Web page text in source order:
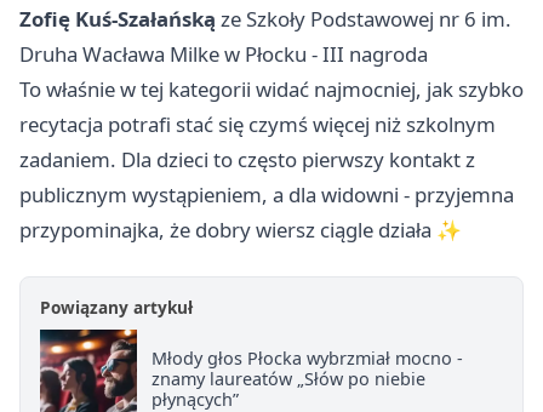
Zofię Kuś-Szałańską ze Szkoły Podstawowej nr 6 im.
Druha Wacława Milke w Płocku - III nagroda
To właśnie w tej kategorii widać najmocniej, jak szybko
recytacja potrafi stać się czymś więcej niż szkolnym
zadaniem. Dla dzieci to często pierwszy kontakt z
publicznym wystąpieniem, a dla widowni - przyjemna
przypominajka, że dobry wiersz ciągle działa ✨
Powiązany artykuł
Młody głos Płocka wybrzmiał mocno -
znamy laureatów „Słów po niebie
płynących”